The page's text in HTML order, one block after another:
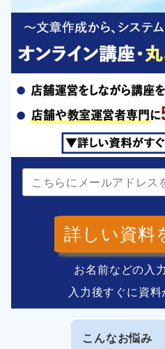
詳しい資料
お名前などの入
入力後すぐに資
こんなお悩み